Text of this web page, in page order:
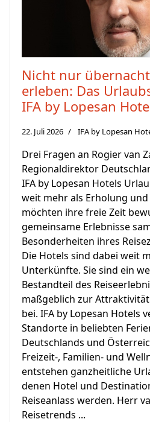
Nicht nur
erleben: Das
IFA by Lopesan
22. Juli 2026 IFA by Lopesan
Drei Fragen an Rogier van
Regionaldirektor
IFA by Lopesan Hotels
weit mehr als Erholung
möchten ihre freie Zeit
gemeinsame Erlebnisse
Besonderheiten ihres
Die Hotels sind dabei weit
Unterkünfte. Sie sind ein
Bestandteil des
maßgeblich zur
bei. IFA by Lopesan Hotels
Standorte in beliebten
Deutschlands und
Freizeit-, Familien- und
entstehen ganzheitliche
denen Hotel und
Reiseanlass werden. Herr
Reisetrends ...